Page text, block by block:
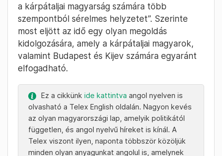
a kárpátaljai magyarság számára több
szempontból sérelmes helyzetet”. Szerinte
most eljött az idő egy olyan megoldás
kidolgozására, amely a kárpátaljai magyarok,
valamint Budapest és Kijev számára egyaránt
elfogadható.
Ez a cikkünk ide kattintva angol nyelven is
olvasható a Telex English oldalán. Nagyon kevés
az olyan magyarországi lap, amelyik politikától
független, és angol nyelvű híreket is kínál. A
Telex viszont ilyen, naponta többször közöljük
minden olyan anyagunkat angolul is, amelynek